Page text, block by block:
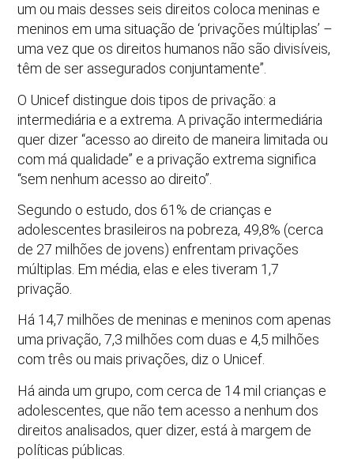
um ou mais desses seis direitos coloca meninas e
meninos em uma situação de ‘privações múltiplas’ –
uma vez que os direitos humanos não são divisíveis,
têm de ser assegurados conjuntamente”.
O Unicef distingue dois tipos de privação: a
intermediária e a extrema. A privação intermediária
quer dizer “acesso ao direito de maneira limitada ou
com má qualidade” e a privação extrema significa
“sem nenhum acesso ao direito”.
Segundo o estudo, dos 61% de crianças e
adolescentes brasileiros na pobreza, 49,8% (cerca
de 27 milhões de jovens) enfrentam privações
múltiplas. Em média, elas e eles tiveram 1,7
privação.
Há 14,7 milhões de meninas e meninos com apenas
uma privação, 7,3 milhões com duas e 4,5 milhões
com três ou mais privações, diz o Unicef.
Há ainda um grupo, com cerca de 14 mil crianças e
adolescentes, que não tem acesso a nenhum dos
direitos analisados, quer dizer, está à margem de
políticas públicas.